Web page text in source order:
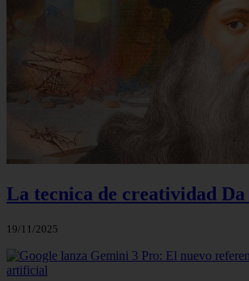
La tecnica de creatividad
19/11/2025